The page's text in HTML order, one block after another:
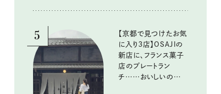
5
【京都で見つけたお気
に入り3店】OSAJIの
新店に、フランス菓子
店のプレートラン
チ……おいしいのんび